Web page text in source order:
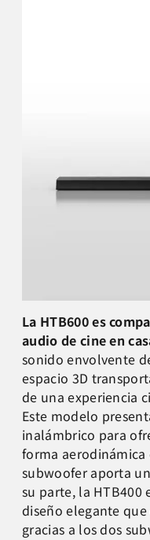
La HTB600 es
audio de cine en
sonido envolvente
espacio 3D
de una experiencia
Este modelo
inalámbrico para
forma aerodinámica
subwoofer aporta
su parte, la HTB400
diseño elegante
gracias a los dos